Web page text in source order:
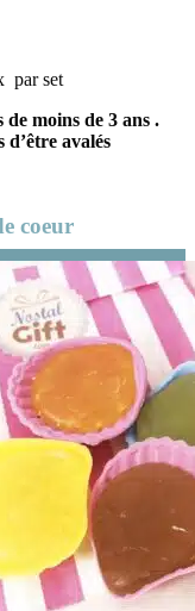
par set
moins de 3 ans .
d’être avalés
coeur